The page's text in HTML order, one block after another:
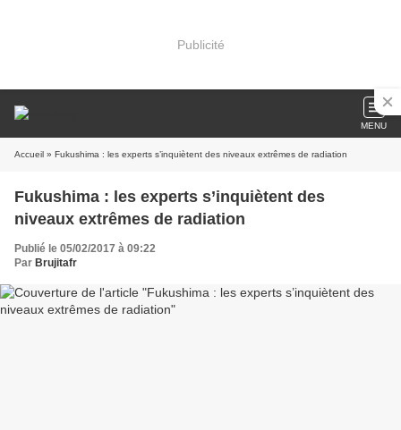
Publicité
MENU
Accueil » Fukushima : les experts s’inquiètent des niveaux extrêmes de radiation
Fukushima : les experts s’inquiètent des
niveaux extrêmes de radiation
Publié le 05/02/2017 à 09:22
Par Brujitafr